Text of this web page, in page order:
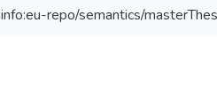
info:eu-repo/semantics/